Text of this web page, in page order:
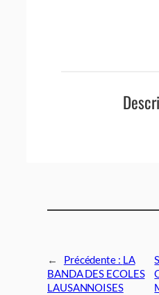
← Précédente : LA
BANDA DES ECOLES
LAUSANNOISES